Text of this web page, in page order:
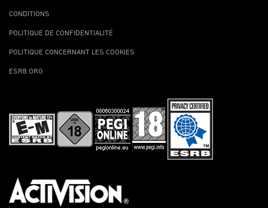
CONDITIONS
POLITIQUE DE CONFIDENTIALITÉ
POLITIQUE CONCERNANT LES COOKIES
ESRB.ORG